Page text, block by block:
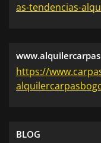
as-tendencias-
https://
BLOG